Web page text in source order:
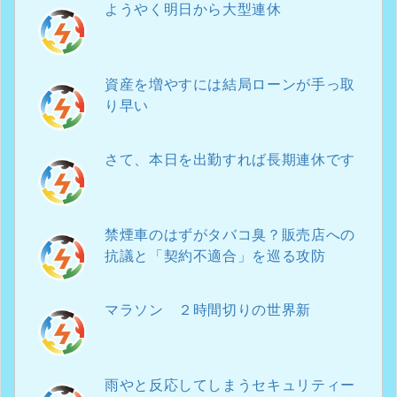
ようやく明日から大型連休
資産を増やすには結局ローンが手っ取
り早い
さて、本日を出勤すれば長期連休です
禁煙車のはずがタバコ臭？販売店への
抗議と「契約不適合」を巡る攻防
マラソン ２時間切りの世界新
雨やと反応してしまうセキュリティー